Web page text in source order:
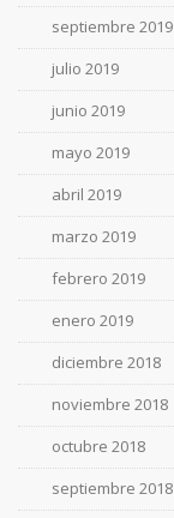
septiembre 2019
julio 2019
junio 2019
mayo 2019
abril 2019
marzo 2019
febrero 2019
enero 2019
diciembre 2018
noviembre 2018
octubre 2018
septiembre 2018